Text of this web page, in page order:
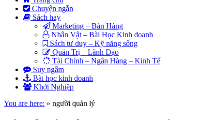
Chuyện ngắn
Sách hay
Marketing – Bán Hàng
Nhân Vật – Bài Học Kinh doanh
Sách tư duy – Kỹ năng sống
Quản Trị – Lãnh Đạo
Tài Chính – Ngân Hàng – Kinh Tế
Suy ngẫm
Bài học kinh doanh
Khởi Nghiệp
You are here: » người quản lý